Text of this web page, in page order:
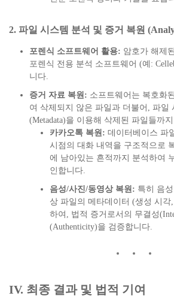
2. 파일 시스템 분석 및 증거 복원
포렌식 소프트웨어 활용: 암호가 해제
포렌식 전용 분석 소프트웨어 (예:
니다.
증거 자료 복원: 소프트웨어는 복호화
여 삭제되지 않은 파일과 더불어, 파일
(Metadata)을 이용해 삭제된 파일들까
카카오톡 복원: 데이터베이스 파
시점의 대화 내역을 구조적으로
에 남아있는 흔적까지 분석하여
인합니다.
음성/사진/동영상 복원: 특히 음
상 파일의 메타데이터 (생성 시
하여, 법적 증거로서의 무결성
(Authenticity)을 검증합니다.
IV. 최종 결과 및 법적 기여